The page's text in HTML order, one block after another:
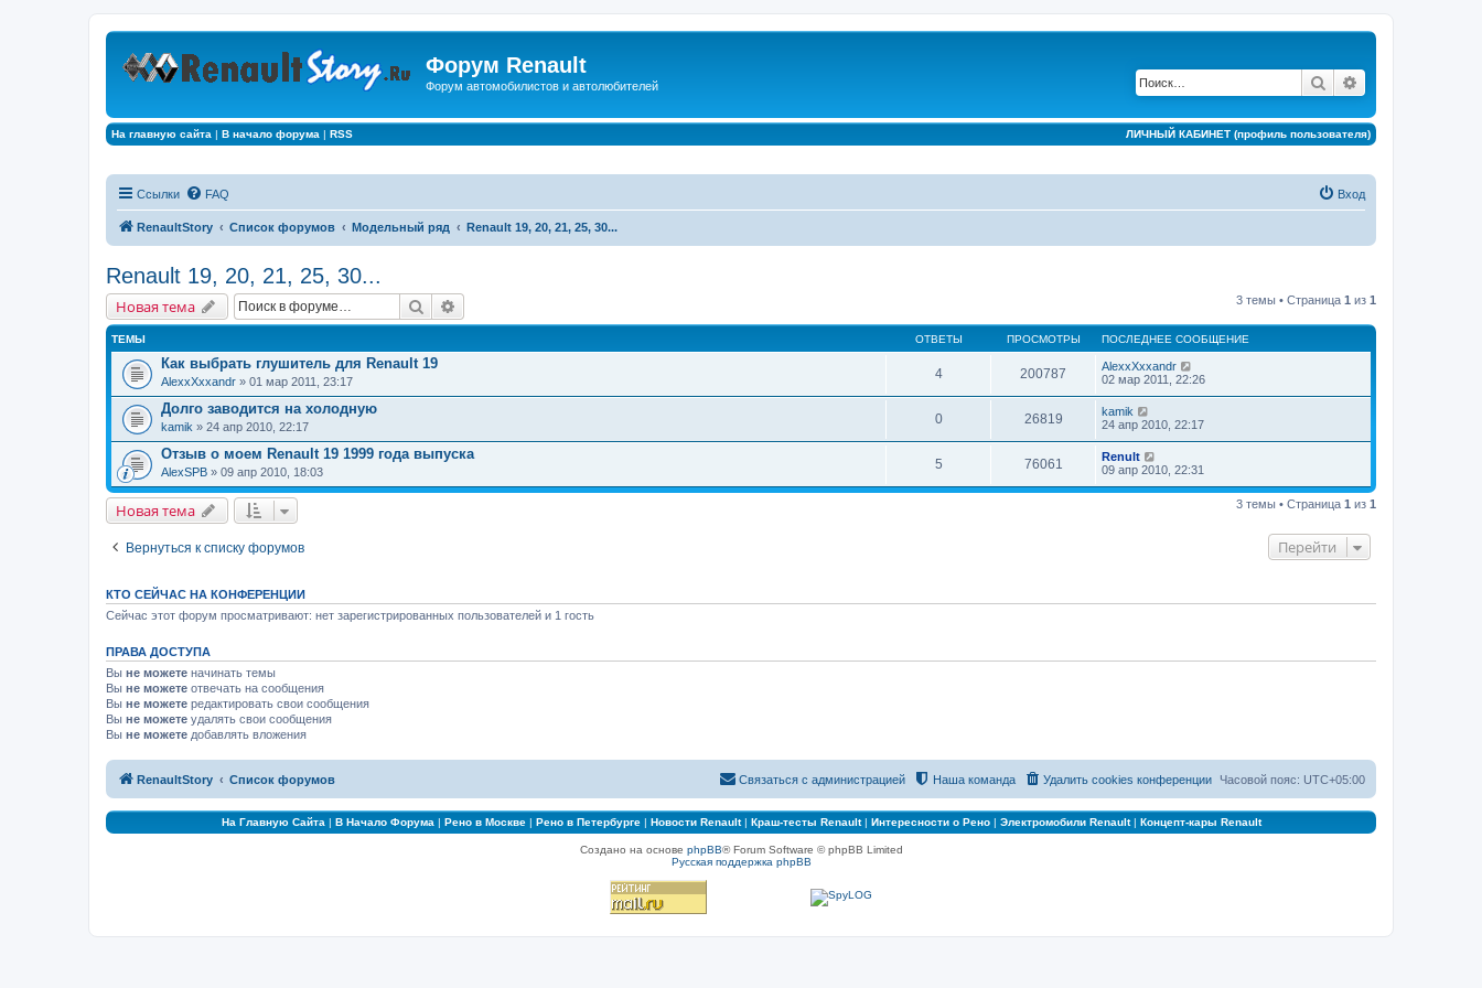
Форум Renault
Форум автомобилистов и автолюбителей Поиск
На главную сайта | В начало форума | RSS ЛИЧНЫЙ КАБИНЕТ (профиль пользователя)
Ссылки FAQ Вход
RenaultStory Список форумов Модельный ряд Renault 19, 20, 21, 25, 30...
Renault 19, 20, 21, 25, 30...
Новая тема Поиск 3 темы • Страница 1 из 1
ТЕМЫ ОТВЕТЫ ПРОСМОТРЫ ПОСЛЕДНЕЕ СООБЩЕНИЕ
Как выбрать глушитель для Renault 19
AlexxXxxandr » 01 мар 2011, 23:17
4 200787
AlexxXxxandr
02 мар 2011, 22:26
Долго заводится на холодную
kamik » 24 апр 2010, 22:17
0 26819
kamik
24 апр 2010, 22:17
Отзыв о моем Renault 19 1999 года выпуска
AlexSPB » 09 апр 2010, 18:03
5 76061
Renult
09 апр 2010, 22:31
Новая тема 3 темы • Страница 1 из 1
Вернуться к списку форумов Перейти
КТО СЕЙЧАС НА КОНФЕРЕНЦИИ
Сейчас этот форум просматривают: нет зарегистрированных пользователей и 1 гость
ПРАВА ДОСТУПА
Вы не можете начинать темы
Вы не можете отвечать на сообщения
Вы не можете редактировать свои сообщения
Вы не можете удалять свои сообщения
Вы не можете добавлять вложения
RenaultStory Список форумов Часовой пояс: UTC+05:00
Удалить cookies конференции
Наша команда
Связаться с администрацией
На Главную Сайта | В Начало Форума | Рено в Москве| Рено в Петербурге| Новости Renault| Краш-тесты Renault| Интересности о Рено| Электромобили Renault| Концепт-кары Renault
Создано на основе phpBB® Forum Software © phpBB Limited
Русская поддержка phpBB